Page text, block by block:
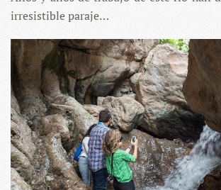
irresistible paraje…